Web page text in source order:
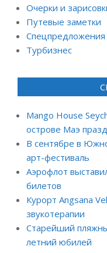
Очерки и
Путевые заметки
Спецпредложения
Турбизнес
Mango House
острове Маэ
В сентябре в
арт-фестиваль
Аэрофлот
билетов
Курорт Angsana
звукотерапии
Старейший
летний юбилей